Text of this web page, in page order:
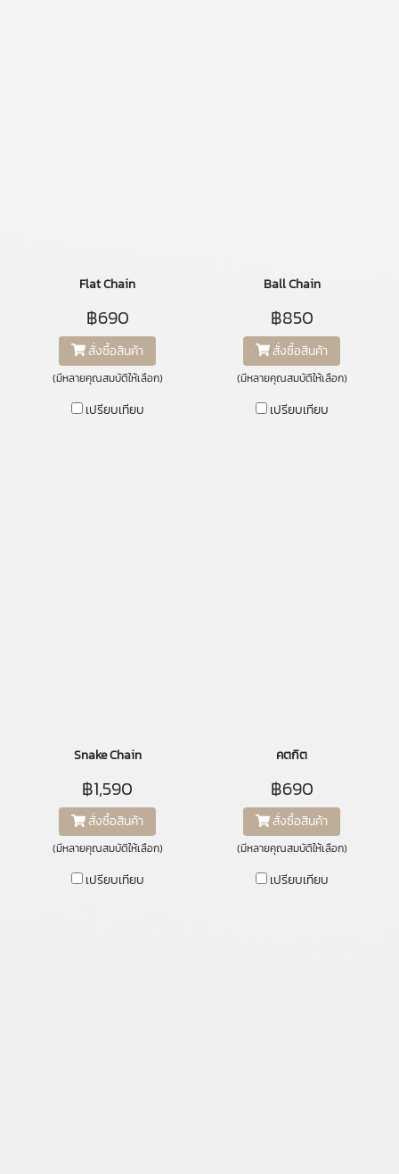
Flat Chain
฿690
สั่งซื้อสินค้า
(มีหลายคุณสมบัติให้เลือก)
เปรียบเทียบ
Ball Chain
฿850
สั่งซื้อสินค้า
(มีหลายคุณสมบัติให้เลือก)
เปรียบเทียบ
Snake Chain
฿1,590
สั่งซื้อสินค้า
(มีหลายคุณสมบัติให้เลือก)
เปรียบเทียบ
คตกิต
฿690
สั่งซื้อสินค้า
(มีหลายคุณสมบัติให้เลือก)
เปรียบเทียบ